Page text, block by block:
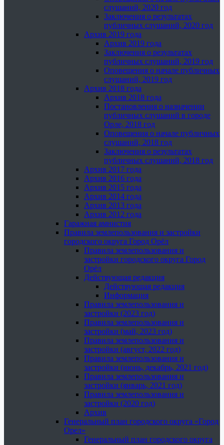
слушаний, 2020 год
Заключения о результатах
публичных слушаний, 2020 год
Архив 2019 года
Архив 2019 года
Заключения о результатах
публичных слушаний, 2019 год
Оповещения о начале публичных
слушаний, 2019 год
Архив 2018 года
Архив 2018 года
Постановления о назначении
публичных слушаний в городе
Орле, 2018 год
Оповещения о начале публичных
слушаний, 2018 год
Заключения о результатах
публичных слушаний, 2018 год
Архив 2017 года
Архив 2016 года
Архив 2015 года
Архив 2014 года
Архив 2013 года
Архив 2012 года
Гаражная амнистия
Правила землепользования и застройки
городского округа Город Орёл
Правила землепользования и
застройки городского округа Город
Орёл
Действующая редакция
Действующая редакция
Информация
Правила землепользования и
застройки (2023 год)
Правила землепользования и
застройки (май, 2023 год)
Правила землепользования и
застройки (август, 2022 год)
Правила землепользования и
застройки (июнь, декабрь, 2021 год)
Правила землепользования и
застройки (январь, 2021 год)
Правила землепользования и
застройки (2020 год)
Архив
Генеральный план городского округа «Город
Орел»
Генеральный план городского округа